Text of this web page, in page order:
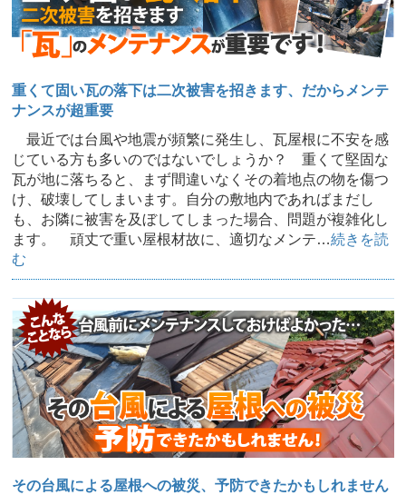
重くて固い瓦の落下は二次被害を招きます、だからメンテ
ナンスが超重要
最近では台風や地震が頻繁に発生し、瓦屋根に不安を感
じている方も多いのではないでしょうか？ 重くて堅固な
瓦が地に落ちると、まず間違いなくその着地点の物を傷つ
け、破壊してしまいます。自分の敷地内であればまだし
も、お隣に被害を及ぼしてしまった場合、問題が複雑化し
ます。 頑丈で重い屋根材故に、適切なメンテ…続きを読
む
その台風による屋根への被災、予防できたかもしれません